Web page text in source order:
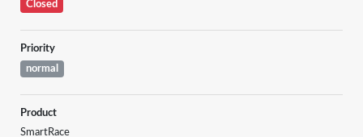
Closed
Priority
normal
Product
SmartRace